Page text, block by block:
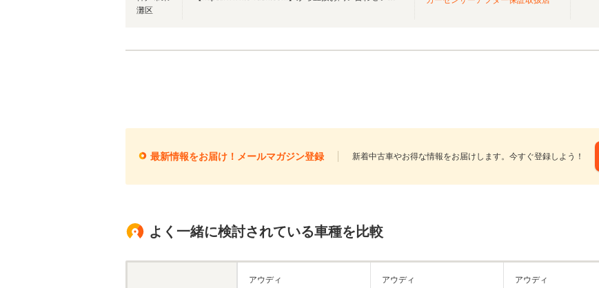
灘区
最新情報をお届け！メールマガジン登録 新着中古車やお得な情報をお届けします。今すぐ登録しよう！
よく一緒に検討されている車種を比較
アウディ アウディ アウディ